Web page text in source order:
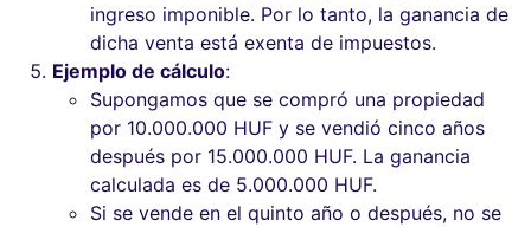
ingreso imponible. Por lo tanto, la ganancia de
dicha venta está exenta de impuestos.
Ejemplo de cálculo:
Supongamos que se compró una propiedad
por 10.000.000 HUF y se vendió cinco años
después por 15.000.000 HUF. La ganancia
calculada es de 5.000.000 HUF.
Si se vende en el quinto año o después, no se